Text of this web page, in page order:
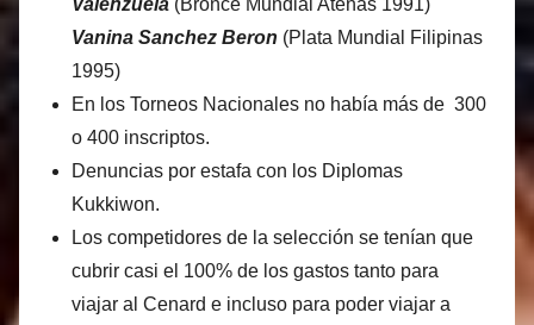
Valenzuela (Bronce Mundial Atenas 1991)
Vanina Sanchez Beron (Plata Mundial Filipinas
1995)
En los Torneos Nacionales no había más de 300
o 400 inscriptos.
Denuncias por estafa con los Diplomas
Kukkiwon.
Los competidores de la selección se tenían que
cubrir casi el 100% de los gastos tanto para
viajar al Cenard e incluso para poder viajar a